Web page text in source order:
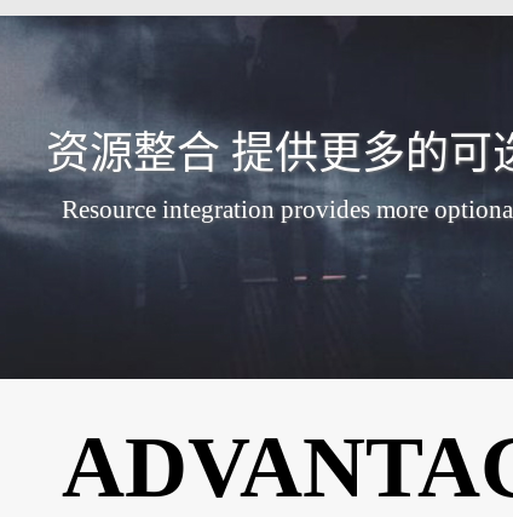
资源整合 提供更多的可
Resource integration provides more